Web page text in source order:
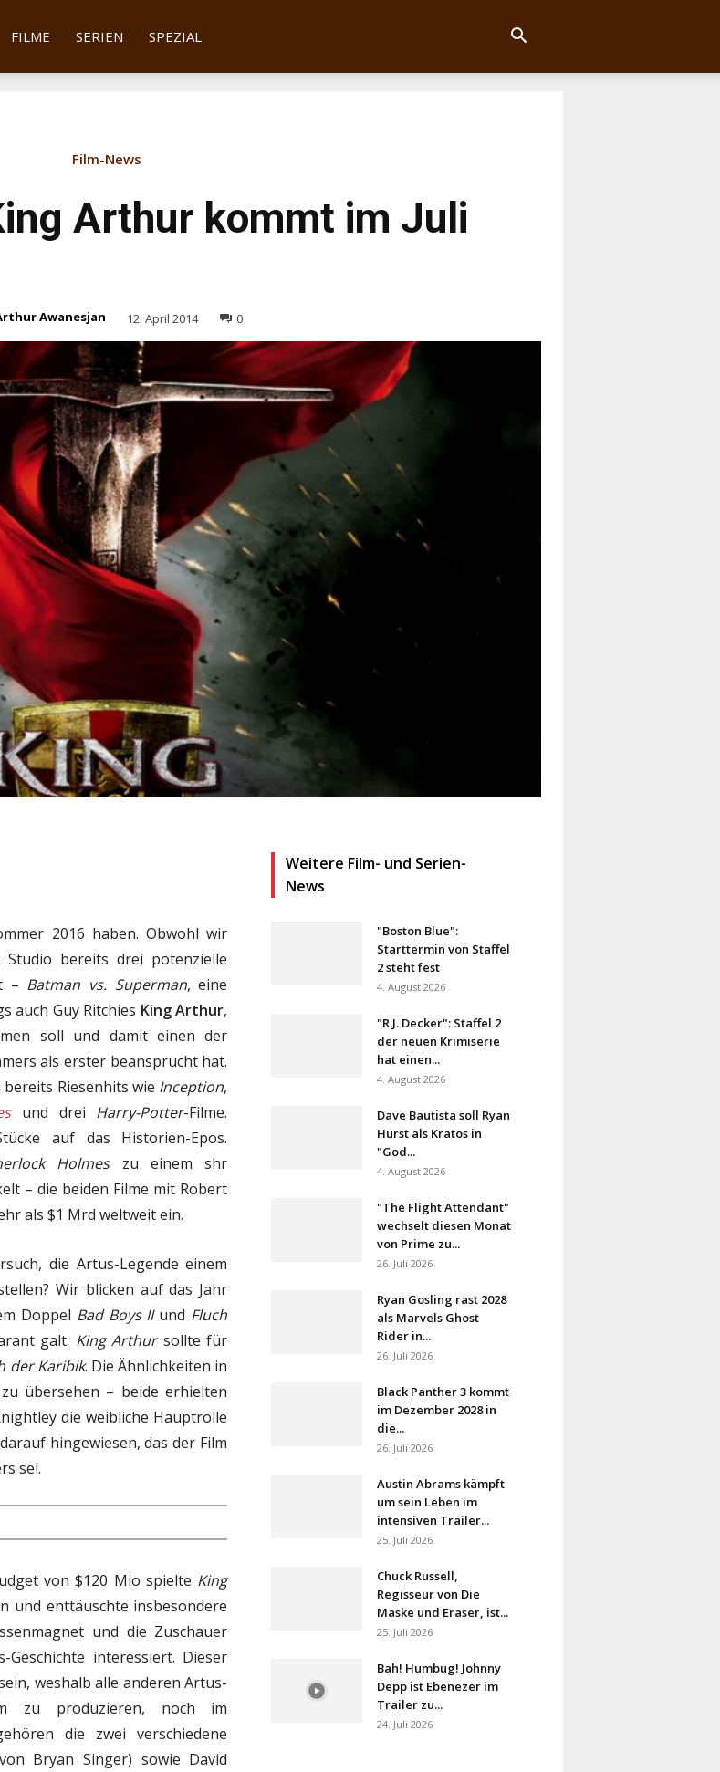
FILME SERIEN SPEZIAL
Film-News
Arthur kommt im Juli
Awanesjan 12. April 2014 0
2016 haben. Obwohl wir
bereits drei potenzielle
– Batman vs. Superman, eine
auch Guy Ritchies King Arthur,
soll und damit einen der
als erster beansprucht hat.
Riesenhits wie Inception,
und drei Harry-Potter-Filme.
auf das Historien-Epos.
Holmeszu einem shr
– die beiden Filme mit Robert
als $1 Mrd weltweit ein.
die Artus-Legende einem
Wir blicken auf das Jahr
Doppel Bad Boys IIund Fluch
galt. King Arthursollte für
der Karibik. Die Ähnlichkeiten in
übersehen – beide erhielten
die weibliche Hauptrolle
hingewiesen, das der Film
sei.
von $120 Mio spielte King
und enttäuschte insbesondere
und die Zuschauer
interessiert. Dieser
weshalb alle anderen Artus-
zu produzieren, noch im
die zwei verschiedene
Bryan Singer) sowie David
Weitere Film- und Serien-
News
"Boston Blue":
Starttermin von Staffel
2 steht fest
4. August 2026
"R.J. Decker": Staffel 2
der neuen Krimiserie
hat einen...
4. August 2026
Dave Bautista soll Ryan
Hurst als Kratos in
"God...
4. August 2026
"The Flight Attendant"
wechselt diesen Monat
von Prime zu...
26. Juli 2026
Ryan Gosling rast 2028
als Marvels Ghost
Rider in...
26. Juli 2026
Black Panther 3 kommt
im Dezember 2028 in
die...
26. Juli 2026
Austin Abrams kämpft
um sein Leben im
intensiven Trailer...
25. Juli 2026
Chuck Russell,
Regisseur von Die
Maske und Eraser, ist...
25. Juli 2026
Bah! Humbug! Johnny
Depp ist Ebenezer im
Trailer zu...
24. Juli 2026